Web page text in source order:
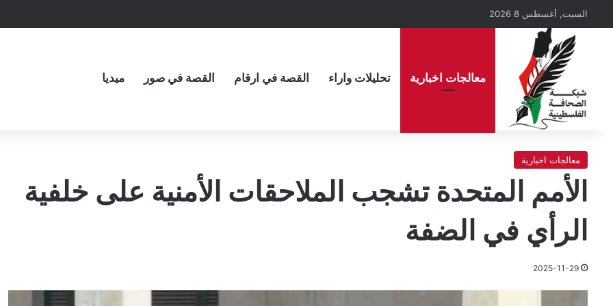
السبت, أغسطس 8 2026
معالجات اخبارية تحليلات واراء القصة في ارقام القصة في صور ميديا
معالجات اخبارية
الأمم المتحدة تشجب الملاحقات الأمنية على خلفية
الرأي في الضفة
2025-11-29